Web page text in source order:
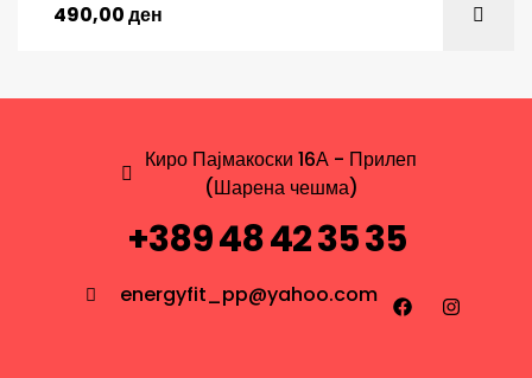
490,00ден
Киро Пајмакоски 16А - Прилеп
(Шарена чешма)
+389 48 42 35 35
energyfit_pp@yahoo.com